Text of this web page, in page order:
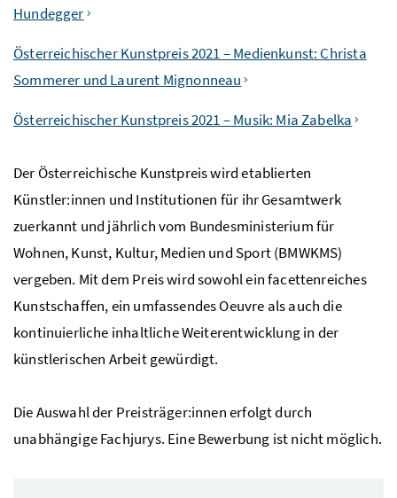
Hundegger
Österreichischer Kunstpreis 2021 – Medienkunst: Christa
Sommerer und Laurent Mignonneau
Österreichischer Kunstpreis 2021 – Musik: Mia Zabelka
Der Österreichische Kunstpreis wird etablierten
Künstler:innen und Institutionen für ihr Gesamtwerk
zuerkannt und jährlich vom Bundesministerium für
Wohnen, Kunst, Kultur, Medien und Sport (BMWKMS)
vergeben. Mit dem Preis wird sowohl ein facettenreiches
Kunstschaffen, ein umfassendes Oeuvre als auch die
kontinuierliche inhaltliche Weiterentwicklung in der
künstlerischen Arbeit gewürdigt.
Die Auswahl der Preisträger:innen erfolgt durch
unabhängige Fachjurys. Eine Bewerbung ist nicht möglich.